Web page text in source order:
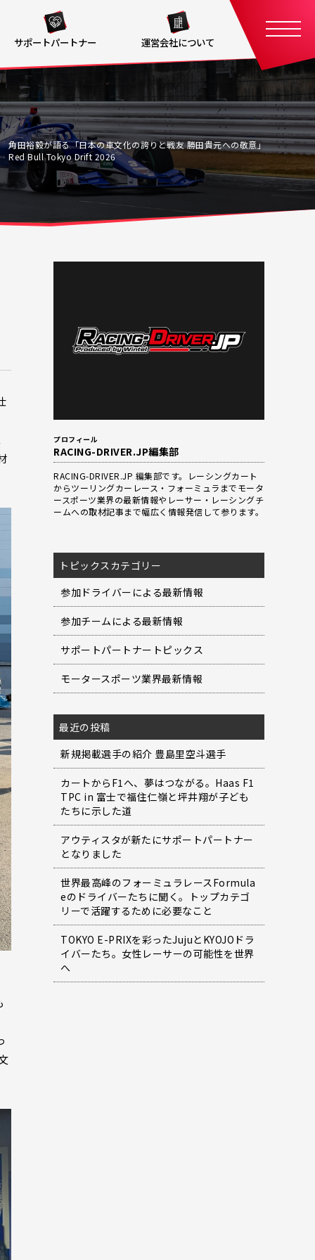
サポートパートナー 運営会社について
角田裕毅が語る「日本の車文化の誇りと戦友 勝田貴元への敬意」
Red Bull Tokyo Drift 2026
プロフィール
RACING-DRIVER.JP編集部
RACING-DRIVER.JP 編集部です。レーシングカート
からツーリングカーレース・フォーミュラまでモータ
ースポーツ業界の最新情報やレーサー・レーシングチ
ームへの取材記事まで幅広く情報発信して参ります。
トピックスカテゴリー
参加ドライバーによる最新情報
参加チームによる最新情報
サポートパートナートピックス
モータースポーツ業界最新情報
最近の投稿
新規掲載選手の紹介 豊島里空斗選手
カートからF1へ、夢はつながる。Haas F1
TPC in 富士で福住仁嶺と坪井翔が子ども
たちに示した道
アウティスタが新たにサポートパートナー
となりました
世界最高峰のフォーミュラレースFormula
eのドライバーたちに聞く。トップカテゴ
リーで活躍するために必要なこと
TOKYO E-PRIXを彩ったJujuとKYOJOドラ
イバーたち。女性レーサーの可能性を世界
へ